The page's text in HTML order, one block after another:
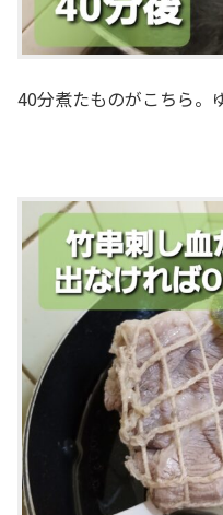
40分煮たものがこちら。